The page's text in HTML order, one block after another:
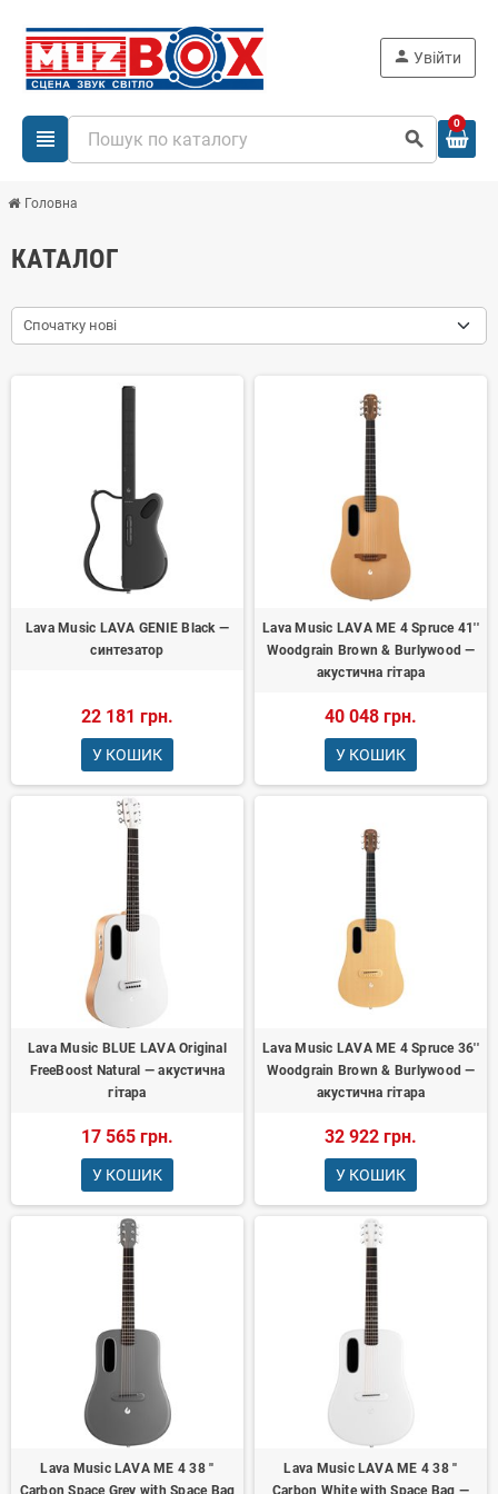
view_headline search
person Увійти
0
Головна
КАТАЛОГ
Спочатку нові
Lava Music LAVA GENIE Black —
синтезатор
22 181 грн.
У КОШИК
Lava Music LAVA ME 4 Spruce 41''
Woodgrain Brown & Burlywood —
акустична гітара
40 048 грн.
У КОШИК
Lava Music BLUE LAVA Original
FreeBoost Natural — акустична
гітара
17 565 грн.
У КОШИК
Lava Music LAVA ME 4 Spruce 36''
Woodgrain Brown & Burlywood —
акустична гітара
32 922 грн.
У КОШИК
Lava Music LAVA ME 4 38 ''
Carbon Space Grey with Space Bag
Lava Music LAVA ME 4 38 ''
Carbon White with Space Bag —